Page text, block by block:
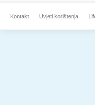
Kontakt Uvjeti korištenja